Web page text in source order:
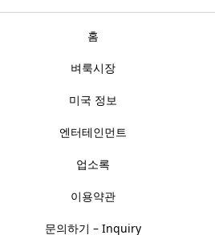
홈
벼룩시장
미국 정보
엔터테인먼트
업소록
이용약관
문의하기 – Inquiry